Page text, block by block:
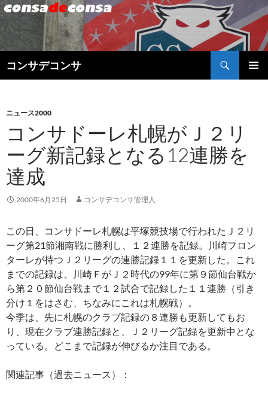
コンサデコンサ
索
ン
へ
ッ
プ
ニュース2000
コンサドーレ札幌がＪ２リ
ーグ新記録となる12連勝を
達成
2000年6月25日 コンサデコンサ管理人
この日、コンサドーレ札幌は平塚競技場で行われたＪ２リ
ーグ第21節湘南戦に勝利し、１２連勝を記録。川崎フロン
ターレが持つＪ２リーグの連勝記録１１を更新した。これ
までの記録は、川崎ＦがＪ２時代の99年に第９節仙台戦か
ら第２０節仙台戦まで１２試合で記録した１１連勝（引き
分け１をはさむ、ちなみにこれは札幌戦）。
今季は、先に札幌のクラブ記録の８連勝も更新してもお
り、現在クラブ連勝記録と、Ｊ２リーグ記録を更新中とな
っている。どこまで記録が伸びるか注目である。
関連記事（過去ニュース）：